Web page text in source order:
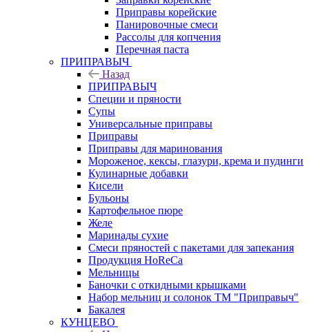
Приправы корейские
Панировочные смеси
Рассолы для копчения
Перечная паста
ПРИПРАВЫЧ
Назад
ПРИПРАВЫЧ
Специи и пряности
Супы
Универсальные приправы
Приправы
Приправы для маринования
Мороженое, кексы, глазури, крема и пудинги
Кулинарные добавки
Кисели
Бульоны
Картофельное пюре
Желе
Маринады сухие
Смеси пряностей с пакетами для запекания
Продукция HoReCa
Мельницы
Баночки с откидными крышками
Набор мельниц и солонок ТМ "Приправыч"
Бакалея
КУНЦЕВО